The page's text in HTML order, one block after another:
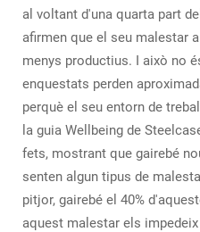
al voltant d'una quarta part
afirmen que el seu malestar
menys productius. I això no
enquestats perden
perquè el seu entorn de
la guia Wellbeing de
fets, mostrant que gairebé
senten algun tipus de
pitjor, gairebé el 40%
aquest malestar els